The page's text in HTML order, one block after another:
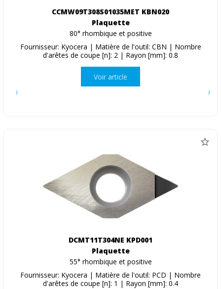
CCMW09T308S01035MET KBN020
Plaquette
80° rhombique et positive
Fournisseur: Kyocera | Matière de l'outil: CBN | Nombre
d'arêtes de coupe [n]: 2 | Rayon [mm]: 0.8
Voir article
DCMT11T304NE KPD001
Plaquette
55° rhombique et positive
Fournisseur: Kyocera | Matière de l'outil: PCD | Nombre
d'arêtes de coupe [n]: 1 | Rayon [mm]: 0.4